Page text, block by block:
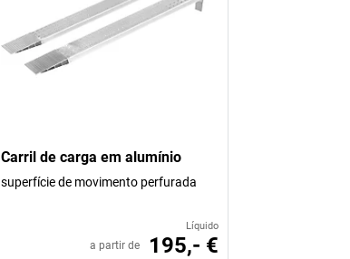
Carril de carga em alumínio
superfície de movimento perfurada
Líquido
a partir de 195,- €